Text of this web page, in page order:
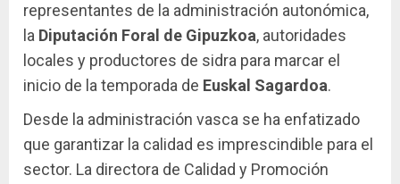
representantes de la administración autonómica,
la Diputación Foral de Gipuzkoa, autoridades
locales y productores de sidra para marcar el
inicio de la temporada de Euskal Sagardoa.
Desde la administración vasca se ha enfatizado
que garantizar la calidad es imprescindible para el
sector. La directora de Calidad y Promoción